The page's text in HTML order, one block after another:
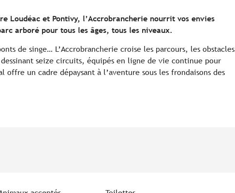
Loudéac et Pontivy, l’Accrobrancherie nourrit vos envies
arboré pour tous les âges, tous les niveaux.
de singe… L’Accrobrancherie croise les parcours, les obstacles
dessinant seize circuits, équipés en ligne de vie continue pour
offre un cadre dépaysant à l’aventure sous les frondaisons des